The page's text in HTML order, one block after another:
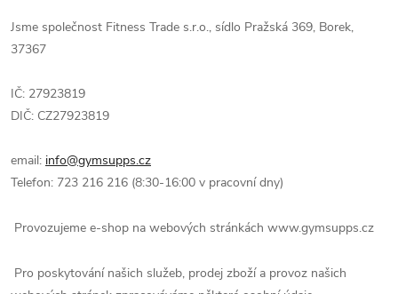
Jsme společnost Fitness Trade s.r.o., sídlo Pražská 369, Borek,
37367
IČ: 27923819
DIČ: CZ27923819
email: info@gymsupps.cz
Telefon: 723 216 216 (8:30-16:00 v pracovní dny)
Provozujeme e-shop na webových stránkách www.gymsupps.cz
Pro poskytování našich služeb, prodej zboží a provoz našich